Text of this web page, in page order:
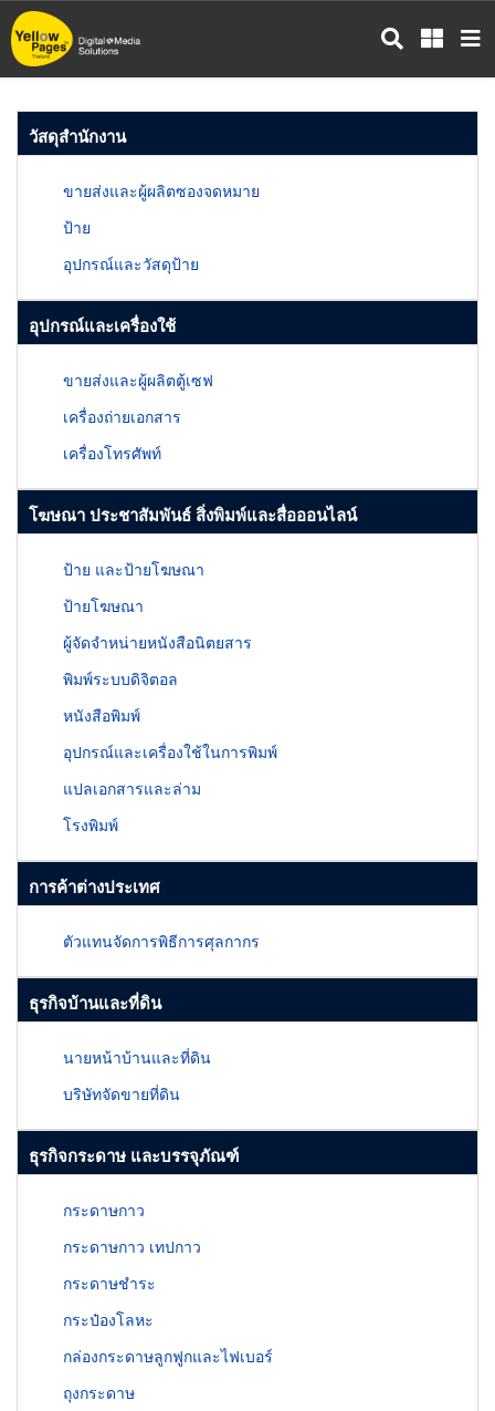
ข้าม
ไป
วัสดุสำนักงาน
ขายส่งและผู้ผลิตซองจดหมาย
ป้าย
อุปกรณ์และวัสดุป้าย
อุปกรณ์และเครื่องใช้
ขายส่งและผู้ผลิตตู้เซฟ
เครื่องถ่ายเอกสาร
เครื่องโทรศัพท์
โฆษณา ประชาสัมพันธ์ สิ่งพิมพ์และสื่อออนไลน์
ป้าย และป้ายโฆษณา
ป้ายโฆษณา
ผู้จัดจำหน่ายหนังสือนิตยสาร
พิมพ์ระบบดิจิตอล
หนังสือพิมพ์
อุปกรณ์และเครื่องใช้ในการพิมพ์
แปลเอกสารและล่าม
โรงพิมพ์
การค้าต่างประเทศ
ตัวแทนจัดการพิธีการศุลกากร
ธุรกิจบ้านและที่ดิน
นายหน้าบ้านและที่ดิน
บริษัทจัดขายที่ดิน
ธุรกิจกระดาษ และบรรจุภัณฑ์
กระดาษกาว
กระดาษกาว เทปกาว
กระดาษชำระ
กระป๋องโลหะ
กล่องกระดาษลูกฟูกและไฟเบอร์
ถุงกระดาษ